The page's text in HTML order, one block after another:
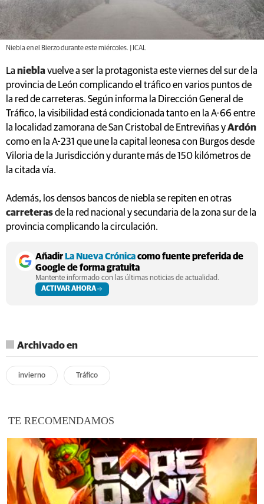
Niebla en el Bierzo durante este miércoles. | ICAL
La nieblavuelve a ser la protagonista este viernes del sur de la
provincia de León complicando el tráfico en varios puntos de
la red de carreteras. Según informa la Dirección General de
Tráfico, la visibilidad está condicionada tanto en la A-66 entre
la localidad zamorana de San Cristobal de Entreviñas yArdón
como en la A-231 que une la capital leonesa con Burgos desde
Viloria de la Jurisdicción y durante más de 150 kilómetros de
la citada vía.
Además, los densos bancos de niebla se repiten en otras
carreterasde la red nacional y secundaria de la zona sur de la
provincia complicando la circulación.
AñadirLa Nueva Crónicacomo fuente preferida de
Google de forma gratuita
Mantente informado con las últimas noticias de actualidad.
ACTIVAR AHORA
Archivado en
invierno Tráfico
TE RECOMENDAMOS